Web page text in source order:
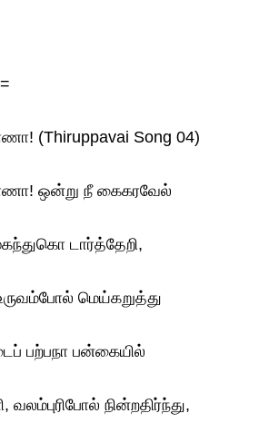
(Thiruppavai Song 04)
ஒன்று நீ கைகரவேல்
டார்த்தேறி,
மெய்கறுத்து
பற்பநா பன்கையில்
நின்றதிர்ந்து,